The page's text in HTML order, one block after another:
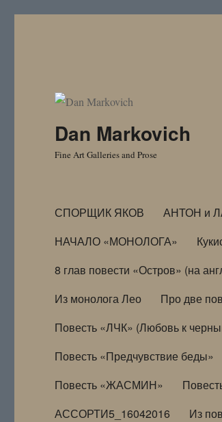
Dan Markovich
Fine Art Galleries and Prose
СПОРЩИК ЯКОВ АНТОН и
НАЧАЛО «МОНОЛОГА»
8 глав повести «Остров» (на
Из монолога Лео
Про две
Повесть «ЛЧК» (Любовь к
Повесть «Предчувствие беды»
Повесть «ЖАСМИН»
АССОРТИ5_16042016
Из